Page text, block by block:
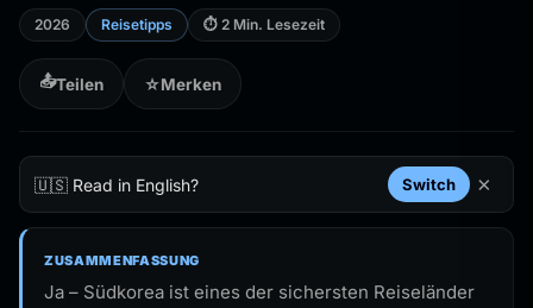
2026 Reisetipps ⏱ 2 Min. Lesezeit
📤Teilen ☆Merken
🇺🇸 Read in English? Switch ×
ZUSAMMENFASSUNG
Ja – Südkorea ist eines der sichersten Reiseländer